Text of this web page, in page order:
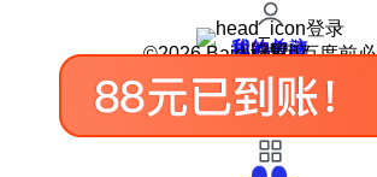
登录
我的关注
我的收藏
皮肤中心
用户反馈
设置
©2026 Baidu 使用百度前